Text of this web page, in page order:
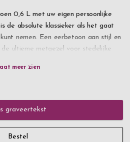
0,6 L met uw eigen persoonlijke
de absolute klassieker als het gaat
nemen. Een eerbetoon aan stijl en
ultieme metgezel voor stedelijke
maximale functionaliteit als je dit
licht, robuust en kan
gedragen. Het is ook 100%
drank vult of
graveertekst
Bestel